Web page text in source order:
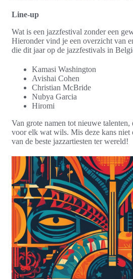
Line-up
Wat is een jazzfestival zonder een
Hieronder vind je een overzicht van
die dit jaar op de jazzfestivals in
Kamasi Washington
Avishai Cohen
Christian McBride
Nubya Garcia
Hiromi
Van grote namen tot nieuwe talenten,
voor elk wat wils. Mis deze kans niet
van de beste jazzartiesten ter wereld!